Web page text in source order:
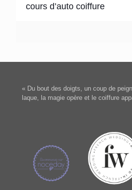
cours d’auto coiffure
« Du bout des doigts, un coup de
laque, la magie opère et le coiffure